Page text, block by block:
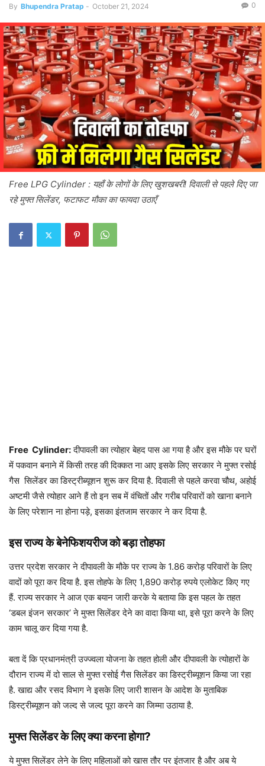
By Bhupendra Pratap - October 21, 2024 0
Free LPG Cylinder : यहाँ के लोगों के लिए खुशखबरी! दिवाली से पहले दिए जा
रहे मुफ्त सिलेंडर, फटाफट मौका का फायदा उठाएँ
Free Cylinder:दीपावली का त्योहार बेहद पास आ गया है और इस मौके पर घरों
में पकवान बनाने में किसी तरह की दिक्कत ना आए इसके लिए सरकार ने मुफ्त रसोई
गैस सिलेंडर का डिस्ट्रीब्यूशन शुरू कर दिया है. दिवाली से पहले करवा चौथ, अहोई
अष्टमी जैसे त्योहार आने हैं तो इन सब में वंचितों और गरीब परिवारों को खाना बनाने
के लिए परेशान ना होना पड़े, इसका इंतजाम सरकार ने कर दिया है.
इस राज्य के बेनेफिशयरीज को बड़ा तोहफा
उत्तर प्रदेश सरकार ने दीपावली के मौके पर राज्य के 1.86 करोड़ परिवारों के लिए
वादों को पूरा कर दिया है. इस तोहफे के लिए 1,890 करोड़ रुपये एलोकेट किए गए
हैं. राज्य सरकार ने आज एक बयान जारी करके ये बताया कि इस पहल के तहत
‘डबल इंजन सरकार’ ने मुफ्त सिलेंडर देने का वादा किया था, इसे पूरा करने के लिए
काम चालू कर दिया गया है.
बता दें कि प्रधानमंत्री उज्ज्वला योजना के तहत होली और दीपावली के त्योहारों के
दौरान राज्य में दो साल से मुफ्त रसोई गैस सिलेंडर का डिस्ट्रीब्यूशन किया जा रहा
है. खाद्य और रसद विभाग ने इसके लिए जारी शासन के आदेश के मुताबिक
डिस्ट्रीब्यूशन को जल्द से जल्द पूरा करने का जिम्मा उठाया है.
मुफ्त सिलेंडर के लिए क्या करना होगा?
ये मुफ्त सिलेंडर लेने के लिए महिलाओं को खास तौर पर इंतजार है और अब ये